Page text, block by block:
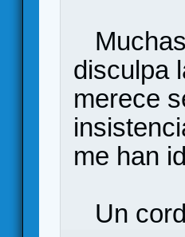
disculpa
merece
me han
Un